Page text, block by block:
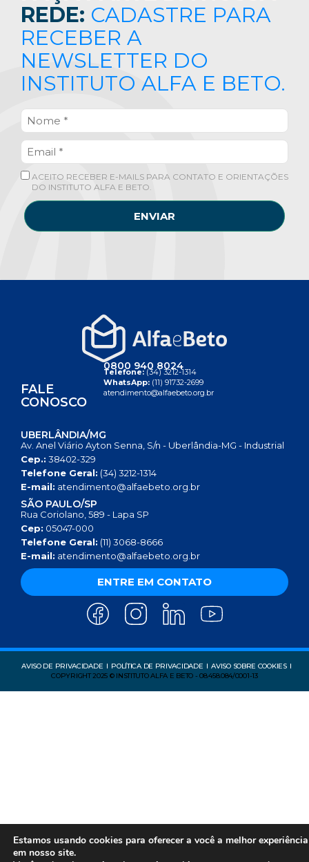
REDE: CADASTRE PARA
RECEBER A
NEWSLETTER DO
INSTITUTO ALFA E BETO.
ACEITO RECEBER E-MAILS PARA CONTATO E ORIENTAÇÕES
DO INSTITUTO ALFA E BETO.
ENVIAR
FALE
CONOSCO
0800 940 8024
Telefone:(34) 3212-1314
WhatsApp: (11) 91732-2699
atendimento@alfaebeto.org.br
UBERLÂNDIA/MG
Av. Anel Viário Ayton Senna, S/n - Uberlândia-MG - Industrial
Cep.: 38402-329
Telefone Geral: (34) 3212-1314
E-mail: atendimento@alfaebeto.org.br
SÃO PAULO/SP
Rua Coriolano, 589 - Lapa SP
Cep: 05047-000
Telefone Geral: (11) 3068-8666
E-mail: atendimento@alfaebeto.org.br
ENTRE EM CONTATO
AVISO DE PRIVACIDADE POLÍTICA DE PRIVACIDADE
AVISO SOBRE COOKIES
COPYRIGHT 2025 © INSTITUTO ALFA E BETO - 08.458.084/0001-13
Estamos usando cookies para oferecer a você a melhor experiência
em nosso site.